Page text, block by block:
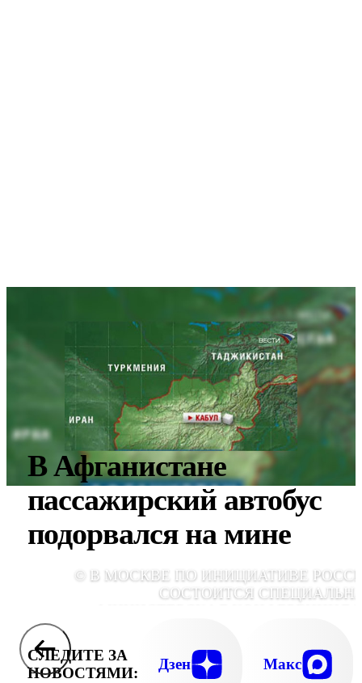
В Афганистане
пассажирский автобус
подорвался на мине
© В МОСКВЕ ПО ИНИЦИАТИВЕ
СОСТОИТСЯ
АФГАНИСТАНУ ПОД ЭГИДОЙ
ОРГАНИЗАЦИИ
СЛЕДИТЕ ЗА
НОВОСТЯМИ:
Дзен Макс